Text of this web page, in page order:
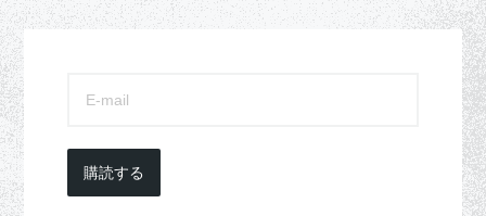
購読する